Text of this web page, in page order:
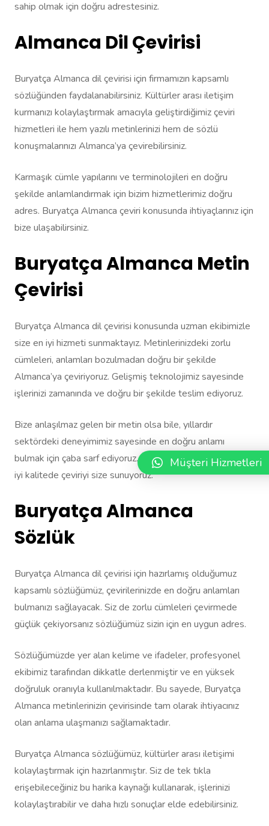
sahip olmak için doğru adrestesiniz.
Almanca Dil Çevirisi
Buryatça Almanca dil çevirisi için firmamızın kapsamlı
sözlüğünden faydalanabilirsiniz. Kültürler arası iletişim
kurmanızı kolaylaştırmak amacıyla geliştirdiğimiz çeviri
hizmetleri ile hem yazılı metinlerinizi hem de sözlü
konuşmalarınızı Almanca’ya çevirebilirsiniz.
Karmaşık cümle yapılarını ve terminolojileri en doğru
şekilde anlamlandırmak için bizim hizmetlerimiz doğru
adres. Buryatça Almanca çeviri konusunda ihtiyaçlarınız için
bize ulaşabilirsiniz.
Buryatça Almanca Metin
Çevirisi
Buryatça Almanca dil çevirisi konusunda uzman ekibimizle
size en iyi hizmeti sunmaktayız. Metinlerinizdeki zorlu
cümleleri, anlamları bozulmadan doğru bir şekilde
Almanca’ya çeviriyoruz. Gelişmiş teknolojimiz sayesinde
işlerinizi zamanında ve doğru bir şekilde teslim ediyoruz.
Bize anlaşılmaz gelen bir metin olsa bile, yıllardır
sektördeki deneyimimiz sayesinde en doğru anlamı
bulmak için çaba sarf ediyoruz. Böylece mümkün olan en
iyi kalitede çeviriyi size sunuyoruz.
Buryatça Almanca
Sözlük
Buryatça Almanca dil çevirisi için hazırlamış olduğumuz
kapsamlı sözlüğümüz, çevirilerinizde en doğru anlamları
bulmanızı sağlayacak. Siz de zorlu cümleleri çevirmede
güçlük çekiyorsanız sözlüğümüz sizin için en uygun adres.
Sözlüğümüzde yer alan kelime ve ifadeler, profesyonel
ekibimiz tarafından dikkatle derlenmiştir ve en yüksek
doğruluk oranıyla kullanılmaktadır. Bu sayede, Buryatça
Almanca metinlerinizin çevirisinde tam olarak ihtiyacınız
olan anlama ulaşmanızı sağlamaktadır.
Buryatça Almanca sözlüğümüz, kültürler arası iletişimi
kolaylaştırmak için hazırlanmıştır. Siz de tek tıkla
erişebileceğiniz bu harika kaynağı kullanarak, işlerinizi
kolaylaştırabilir ve daha hızlı sonuçlar elde edebilirsiniz.
Müşteri Hizmetleri